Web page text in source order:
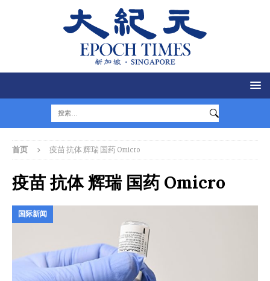
首页 疫苗 抗体 辉瑞 国药 Omicro
疫苗 抗体 辉瑞 国药 Omicro
国际新闻